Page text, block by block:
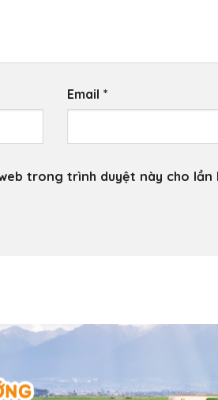
Email*
trong trình duyệt này cho lần